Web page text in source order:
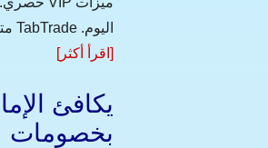
متميزة ودعمًا مخصصًا وشروط تداول محسّنة. يمكن للعملاء المؤهلين التقديم مباشرةً عبر منصة TabTrade اليوم.
[اقرأ أكثر]
بخصومات